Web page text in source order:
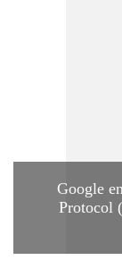
Google
Protocol